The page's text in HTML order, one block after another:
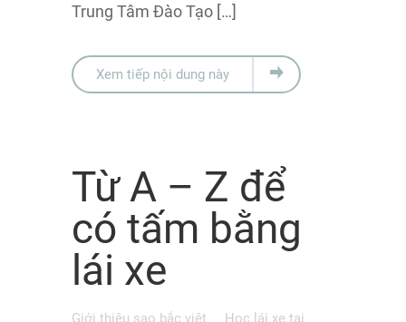
Trung Tâm Đào Tạo […]
Xem tiếp nội dung này
Từ A – Z để
có tấm bằng
lái xe
Giới thiệu sao bắc việt Học lái xe tại